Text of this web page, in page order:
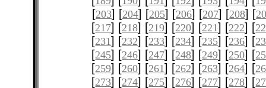
[203] [204] [205] [206] [207] [208] [
[217] [218] [219] [220] [221] [222] [
[231] [232] [233] [234] [235] [236] [
[245] [246] [247] [248] [249] [250] [
[259] [260] [261] [262] [263] [264] [
[273] [274] [275] [276] [277] [278] [